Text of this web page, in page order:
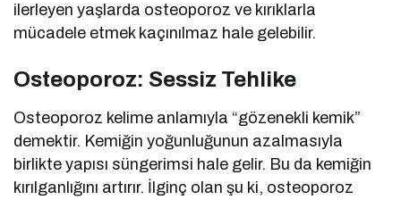
ilerleyen yaşlarda osteoporoz ve kırıklarla
mücadele etmek kaçınılmaz hale gelebilir.
Osteoporoz: Sessiz Tehlike
Osteoporoz kelime anlamıyla “gözenekli kemik”
demektir. Kemiğin yoğunluğunun azalmasıyla
birlikte yapısı süngerimsi hale gelir. Bu da kemiğin
kırılganlığını artırır. İlginç olan şu ki, osteoporoz